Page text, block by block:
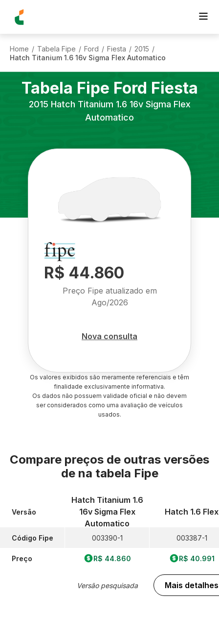
Home / Tabela Fipe / Ford / Fiesta / 2015 /
Hatch Titanium 1.6 16v Sigma Flex Automatico
Tabela Fipe Ford Fiesta
2015 Hatch Titanium 1.6 16v Sigma Flex
Automatico
R$ 44.860
Preço Fipe atualizado em
Ago/2026
Nova consulta
Os valores exibidos são meramente referenciais e têm
finalidade exclusivamente informativa.
Os dados não possuem validade oficial e não devem
ser considerados como uma avaliação de veículos
usados.
Compare preços de outras versões
de na tabela Fipe
Versão
Código Fipe
Preço
Hatch Titanium 1.6
16v Sigma Flex
Automatico
003390-1
R$ 44.860
Versão pesquisada
Hatch 1.6 Flex
003387-1
R$ 40.991
Mais detalhes